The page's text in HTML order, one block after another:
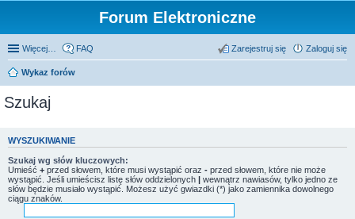
Forum Elektroniczne
Więcej… FAQ Zaloguj się
Zarejestruj się
Wykaz forów
Szukaj
WYSZUKIWANIE
Szukaj wg słów kluczowych:
Umieść + przed słowem, które musi wystąpić oraz - przed słowem, które nie może
wystąpić. Jeśli umieścisz listę słów oddzielonych | wewnątrz nawiasów, tylko jedno ze
słów będzie musiało wystąpić. Możesz użyć gwiazdki (*) jako zamiennika dowolnego
ciągu znaków.